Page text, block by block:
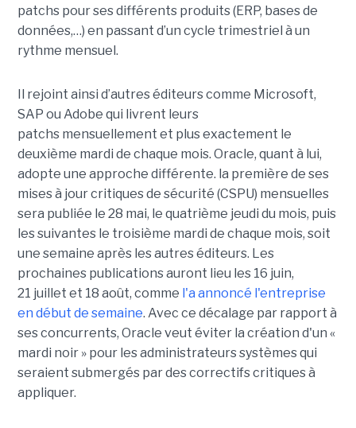
patchs pour ses différents produits (ERP, bases de
données,…) en passant d’un cycle trimestriel à un
rythme mensuel.
Il rejoint ainsi d’autres éditeurs comme Microsoft,
SAP ou Adobe qui livrent leurs
patchs mensuellement et plus exactement le
deuxième mardi de chaque mois. Oracle, quant à lui,
adopte une approche différente. la première de ses
mises à jour critiques de sécurité (CSPU) mensuelles
sera publiée le 28 mai, le quatrième jeudi du mois, puis
les suivantes le troisième mardi de chaque mois, soit
une semaine après les autres éditeurs. Les
prochaines publications auront lieu les 16 juin,
21 juillet et 18 août, comme l'a annoncé l'entreprise
en début de semaine. Avec ce décalage par rapport à
ses concurrents, Oracle veut éviter la création d'un «
mardi noir » pour les administrateurs systèmes qui
seraient submergés par des correctifs critiques à
appliquer.